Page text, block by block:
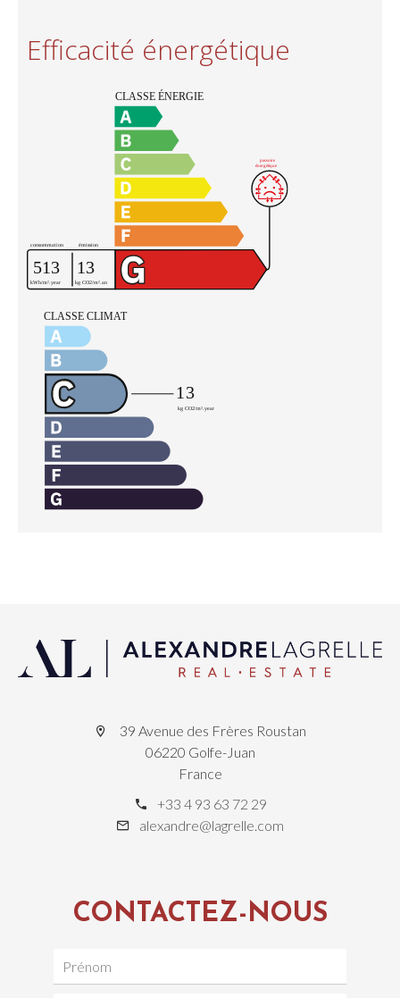
Efficacité énergétique
39 Avenue des Frères Roustan
06220 Golfe-Juan
France
+33 4 93 63 72 29
alexandre@lagrelle.com
CONTACTEZ-NOUS